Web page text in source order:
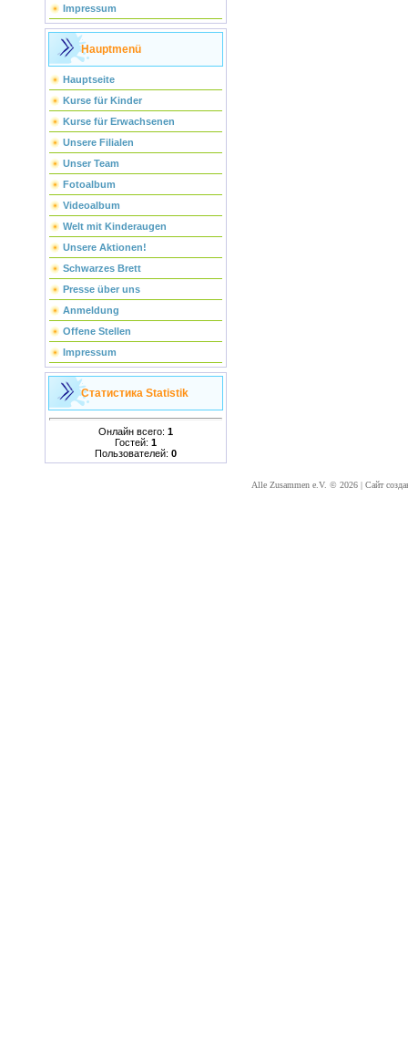
Impressum
Hauptmenü
Hauptseite
Kurse für Kinder
Kurse für Erwachsenen
Unsere Filialen
Unser Team
Fotoalbum
Videoalbum
Welt mit Kinderaugen
Unsere Aktionen!
Schwarzes Brett
Presse über uns
Anmeldung
Offene Stellen
Impressum
Статистика Statistik
Онлайн всего: 1
Гостей: 1
Пользователей: 0
Alle Zusammen e.V. © 2026 | Сайт